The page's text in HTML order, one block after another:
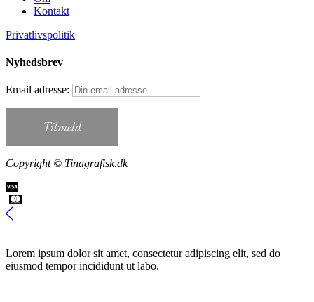
Kontakt
Privatlivspolitik
Nyhedsbrev
Email adresse:
Copyright © Tinagrafisk.dk
Lorem ipsum dolor sit amet, consectetur adipiscing elit, sed do
eiusmod tempor incididunt ut labo.